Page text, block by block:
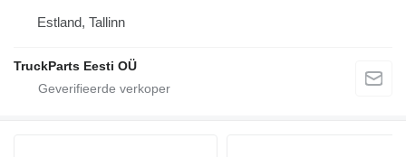
Estland, Tallinn
TruckParts Eesti OÜ